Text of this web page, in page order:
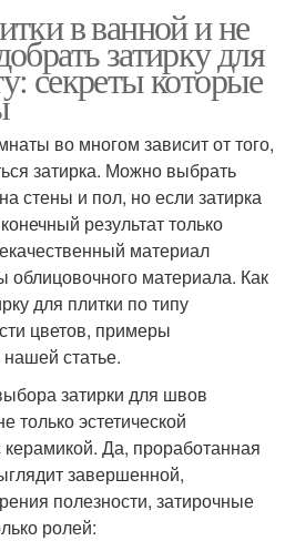
в ванной и не
затирку для
секреты которые
во многом зависит от того,
затирка. Можно выбрать
стены и пол, но если затирка
результат только
материал
облицовочного материала. Как
для плитки по типу
цветов, примеры
статье.
затирки для швов
только эстетической
Да, проработанная
завершенной,
полезности, затирочные
ролей: